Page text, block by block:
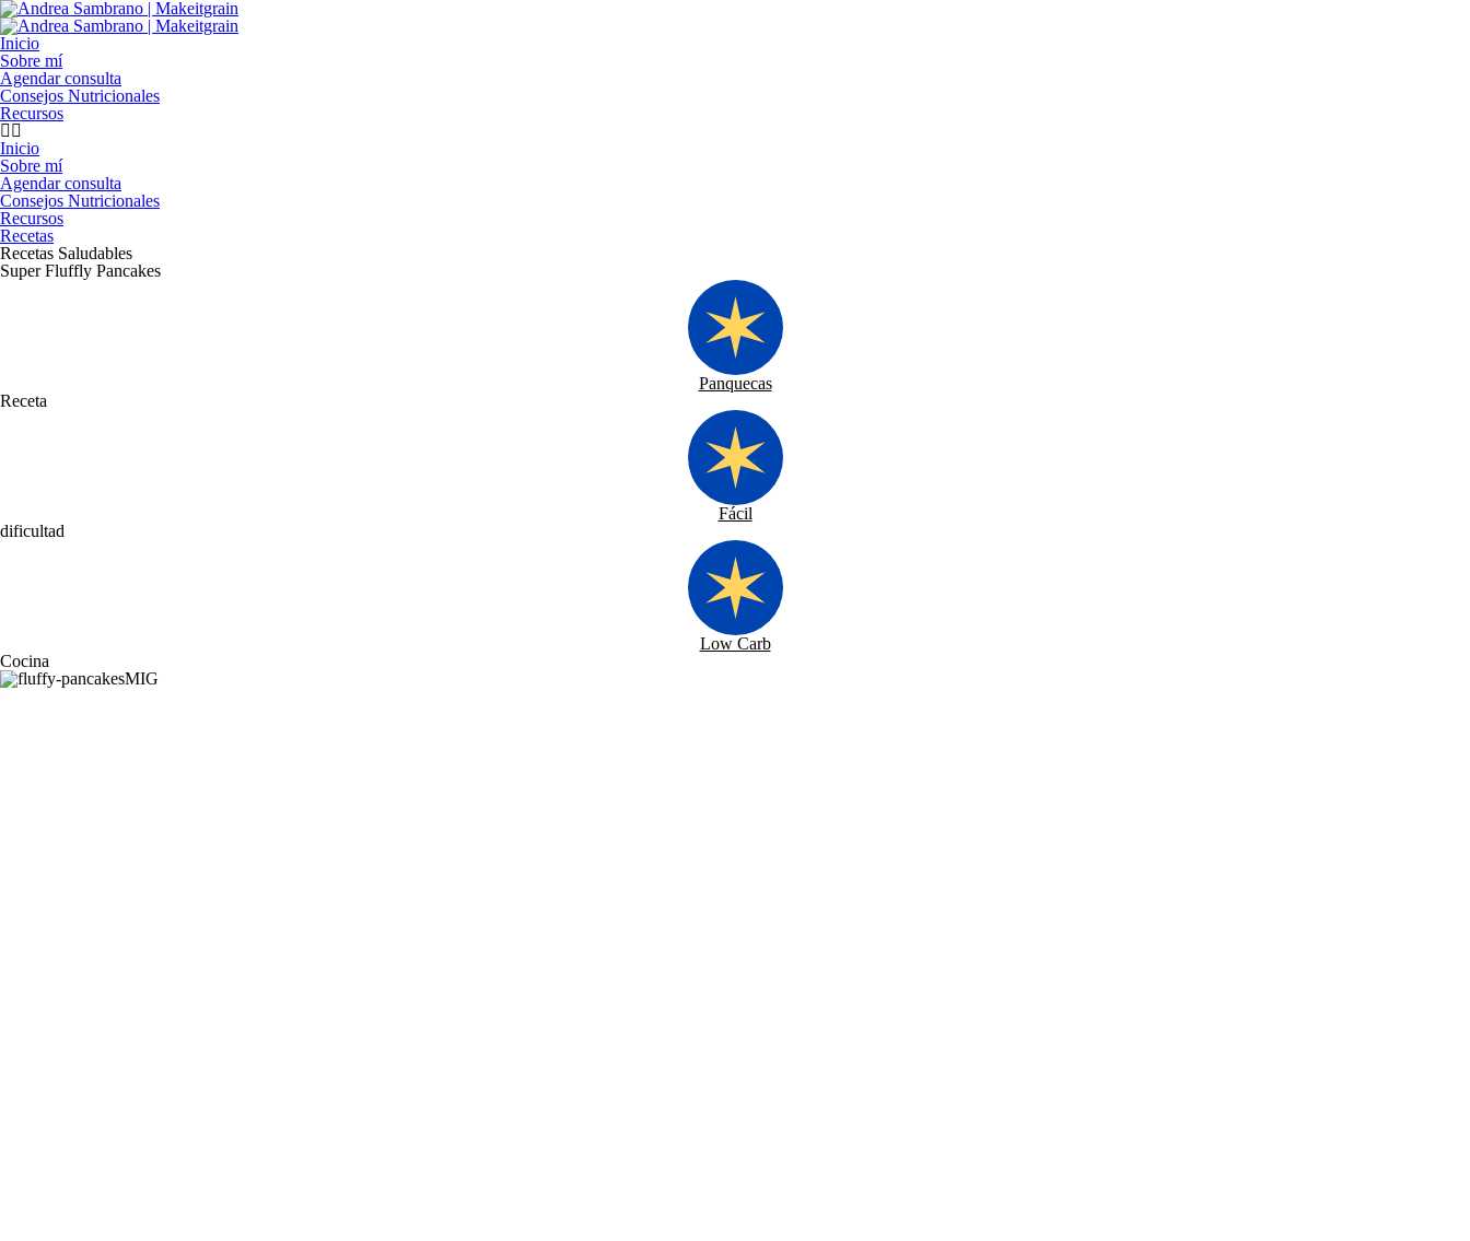
Inicio
Sobre mí
Agendar consulta
Consejos Nutricionales
Recursos
Inicio
Sobre mí
Agendar consulta
Consejos Nutricionales
Recursos
Recetas
Recetas Saludables
Super Fluffly Pancakes
Panquecas
Receta
Fácil
dificultad
Low Carb
Cocina